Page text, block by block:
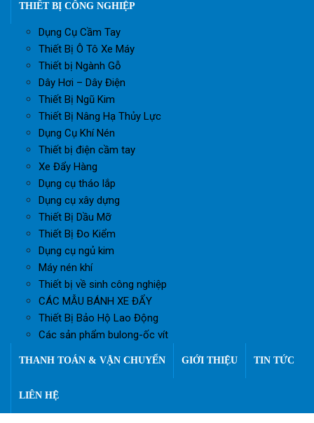
THIẾT BỊ CÔNG NGHIỆP
Dụng Cụ Cầm Tay
Thiết Bị Ô Tô Xe Máy
Thiết bị Ngành Gỗ
Dây Hơi – Dây Điện
Thiết Bị Ngũ Kim
Thiết Bị Nâng Hạ Thủy Lực
Dụng Cụ Khí Nén
Thiết bị điện cầm tay
Xe Đẩy Hàng
Dụng cụ tháo lắp
Dụng cụ xây dựng
Thiết Bị Dầu Mỡ
Thiết Bị Đo Kiểm
Dụng cụ ngủ kim
Máy nén khí
Thiết bị về sinh công nghiệp
CÁC MẪU BÁNH XE ĐẨY
Thiết Bị Bảo Hộ Lao Động
Các sản phẩm bulong-ốc vít
THANH TOÁN & VẬN CHUYỂN GIỚI THIỆU TIN TỨC
LIÊN HỆ